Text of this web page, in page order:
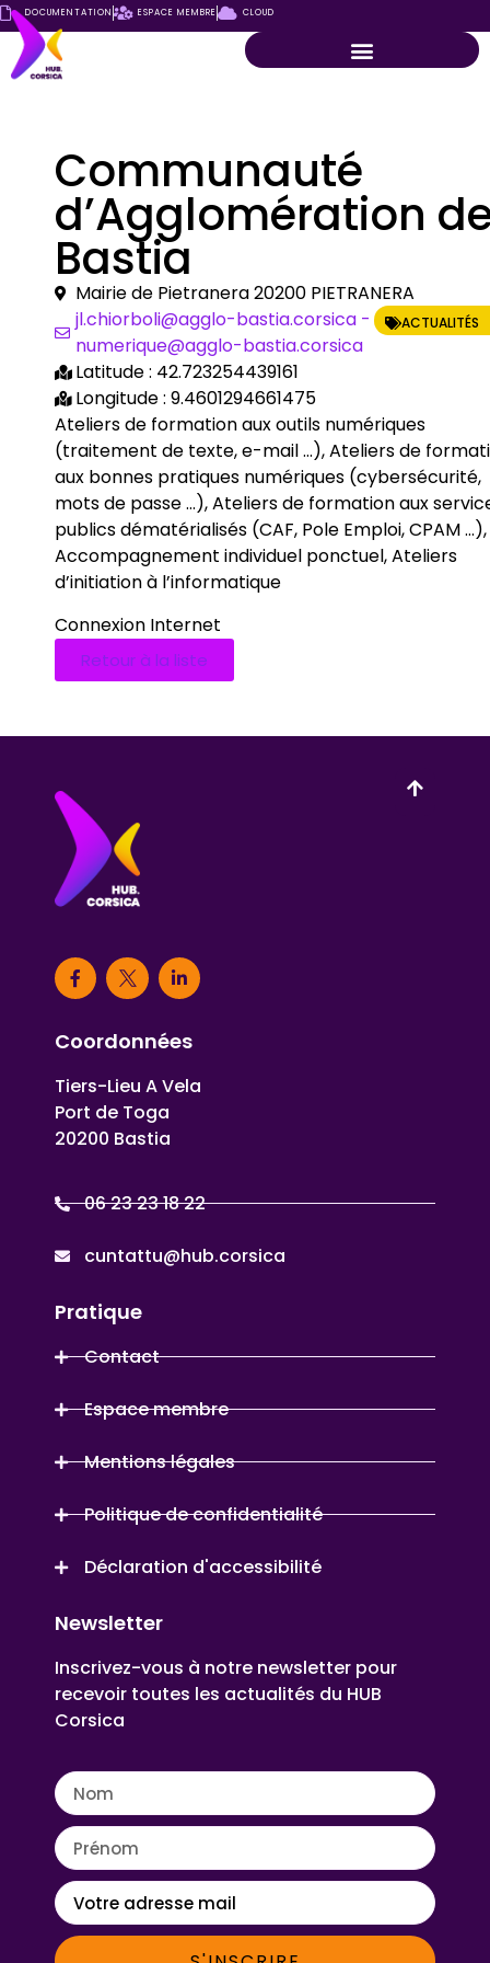
DOCUMENTATION ESPACE MEMBRE CLOUD
ACTUALITÉS
Communauté
d’Agglomération
Bastia
Mairie de Pietranera 20200 PIETRANERA
jl.chiorboli@agglo-bastia.corsica -
numerique@agglo-bastia.corsica
Latitude : 42.723254439161
Longitude : 9.4601294661475
Ateliers de formation aux outils numériques
(traitement de texte, e-mail …), Ateliers de
aux bonnes pratiques numériques (cybersécurité,
mots de passe …), Ateliers de formation aux
publics dématérialisés (CAF, Pole Emploi, CPAM …),
Accompagnement individuel ponctuel, Ateliers
d’initiation à l’informatique
Connexion Internet
Retour à la liste
Coordonnées
Tiers-Lieu A Vela
Port de Toga
20200 Bastia
06 23 23 18 22
cuntattu@hub.corsica
Pratique
Contact
Espace membre
Mentions légales
Politique de confidentialité
Déclaration d'accessibilité
Newsletter
Inscrivez-vous à notre newsletter pour
recevoir toutes les actualités du HUB
Corsica